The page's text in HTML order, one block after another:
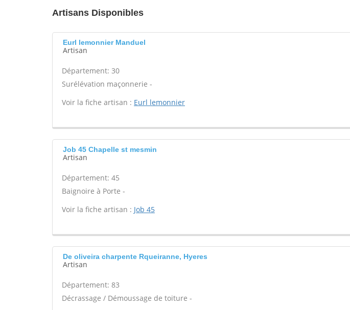
Artisans Disponibles
Eurl lemonnier Manduel
Artisan
Département: 30
Surélévation maçonnerie -
Voir la fiche artisan : Eurl lemonnier
Job 45 Chapelle st mesmin
Artisan
Département: 45
Baignoire à Porte -
Voir la fiche artisan : Job 45
De oliveira charpente Rqueiranne, Hyeres
Artisan
Département: 83
Décrassage / Démoussage de toiture -